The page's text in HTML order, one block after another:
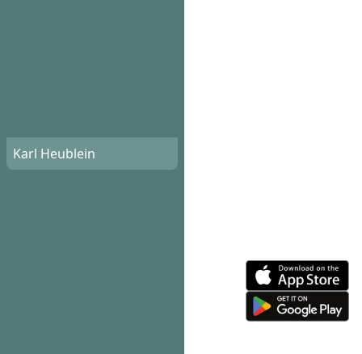
Karl Heublein